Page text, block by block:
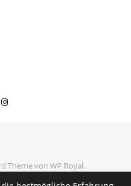
Theme von WP Royal.
Impressum